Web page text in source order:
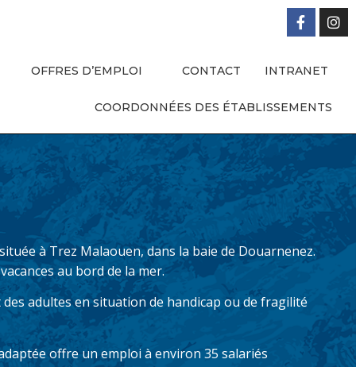
OFFRES D’EMPLOI CONTACT INTRANET
COORDONNÉES DES ÉTABLISSEMENTS
à Trez Malaouen, dans la baie de Douarnenez.
au bord de la mer.
des adultes en situation de handicap ou de fragilité
offre un emploi à environ 35 salariés